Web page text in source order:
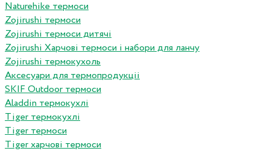
Naturehike термоси
Zojirushi термоси
Zojirushi термоси дитячі
Zojirushi Харчові термоси і набори для ланчу
Zojirushi термокухоль
Аксесуари для термопродукціі
SKIF Outdoor термоси
Aladdin термокухлі
Tiger термокухлі
Tiger термоси
Tiger харчові термоси